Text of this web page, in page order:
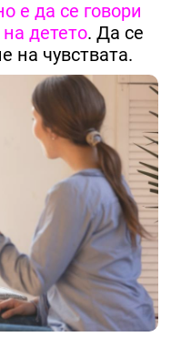
е да се говори
на детето. Да се
на чувствата.